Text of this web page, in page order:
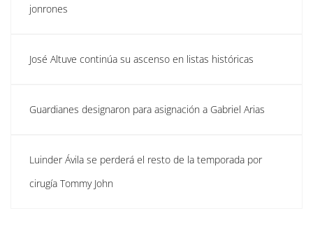
jonrones
José Altuve continúa su ascenso en listas históricas
Guardianes designaron para asignación a Gabriel Arias
Luinder Ávila se perderá el resto de la temporada por
cirugía Tommy John